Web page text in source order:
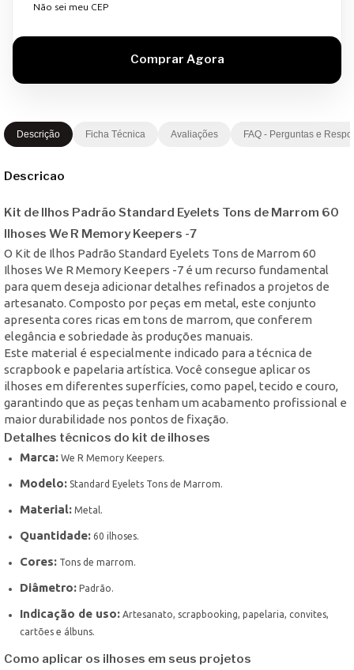
Não sei meu CEP
Descrição Ficha Técnica Avaliações FAQ - Perguntas e
Descricao
Kit de Ilhos Padrão Standard Eyelets Tons de Marrom 60
Ilhoses We R Memory Keepers -7
O Kit de Ilhos Padrão Standard Eyelets Tons de Marrom 60
Ilhoses We R Memory Keepers -7 é um recurso fundamental
para quem deseja adicionar detalhes refinados a projetos de
artesanato. Composto por peças em metal, este conjunto
apresenta cores ricas em tons de marrom, que conferem
elegância e sobriedade às produções manuais.
Este material é especialmente indicado para a técnica de
scrapbook e papelaria artística. Você consegue aplicar os
ilhoses em diferentes superfícies, como papel, tecido e couro,
garantindo que as peças tenham um acabamento profissional e
maior durabilidade nos pontos de fixação.
Detalhes técnicos do kit de ilhoses
Marca: We R Memory Keepers.
Modelo: Standard Eyelets Tons de Marrom.
Material: Metal.
Quantidade: 60 ilhoses.
Cores: Tons de marrom.
Diâmetro: Padrão.
Indicação de uso: Artesanato, scrapbooking, papelaria, convites,
cartões e álbuns.
Como aplicar os ilhoses em seus projetos